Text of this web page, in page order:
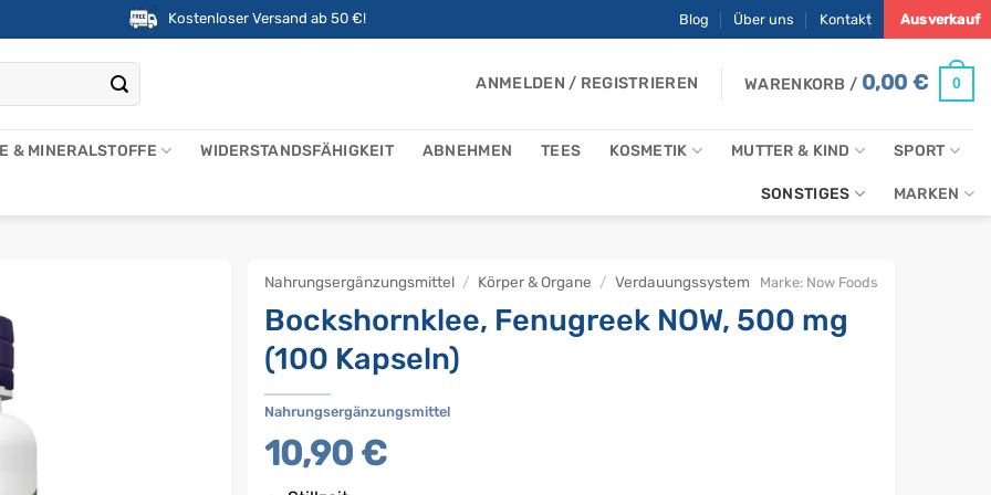
Kostenloser Versand ab 50 €! Blog Über uns Kontakt Ausverkauf
ANMELDEN / REGISTRIEREN WARENKORB / 0,00€ 0
& MINERALSTOFFE WIDERSTANDSFÄHIGKEIT ABNEHMEN TEES KOSMETIK MUTTER & KIND SPORT
SONSTIGES MARKEN
Nahrungsergänzungsmittel / Körper & Organe / Verdauungssystem
Bockshornklee, Fenugreek NOW, 500 mg
(100 Kapseln)
Nahrungsergänzungsmittel
10,90 €
Marke: Now Foods